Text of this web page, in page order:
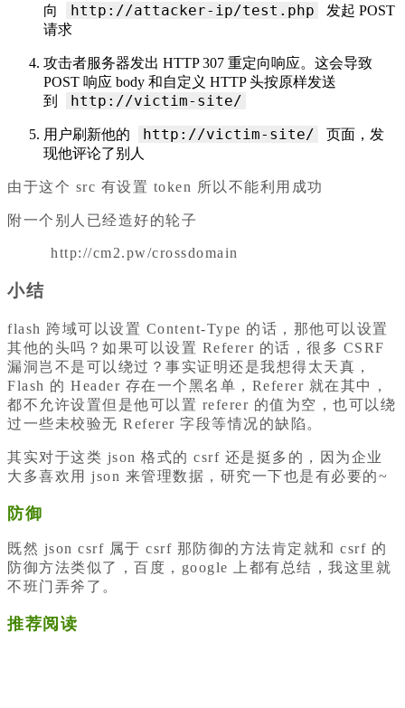
向
http://attacker-ip/test.php
发起 POST
请求
攻击者服务器发出 HTTP 307 重定向响应。这会导致
POST 响应 body 和自定义 HTTP 头按原样发送
到
http://victim-site/
用户刷新他的 http://victim-site/
页面，发
现他评论了别人
由于这个 src 有设置 token 所以不能利用成功
附一个别人已经造好的轮子
http://cm2.pw/crossdomain
小结
flash 跨域可以设置 Content-Type 的话，那他可以设置
其他的头吗？如果可以设置 Referer 的话，很多 CSRF
漏洞岂不是可以绕过？事实证明还是我想得太天真，
Flash 的 Header 存在一个黑名单，Referer 就在其中，
都不允许设置但是他可以置 referer 的值为空，也可以绕
过一些未校验无 Referer 字段等情况的缺陷。
其实对于这类 json 格式的 csrf 还是挺多的，因为企业
大多喜欢用 json 来管理数据，研究一下也是有必要的~
防御
既然 json csrf 属于 csrf 那防御的方法肯定就和 csrf 的
防御方法类似了，百度，google 上都有总结，我这里就
不班门弄斧了。
推荐阅读